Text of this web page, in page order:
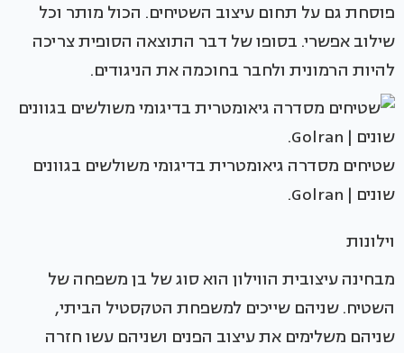
פוסחת גם על תחום עיצוב השטיחים. הכול מותר וכל
שילוב אפשרי. בסופו של דבר התוצאה הסופית צריכה
להיות הרמונית ולחבר בחוכמה את הניגודים.
שטיחים מסדרה גיאומטרית בדיגומי משולשים בגוונים
שונים | Golran.
וילונות
מבחינה עיצובית הווילון הוא סוג של בן משפחה של
השטיח. שניהם שייכים למשפחת הטקסטיל הביתי,
שניהם משלימים את עיצוב הפנים ושניהם עשו חזרה